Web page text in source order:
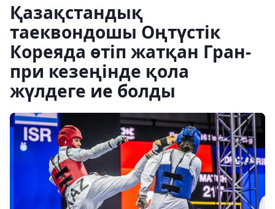
Қазақстандық
таеквондошы Оңтүстік
Кореяда өтіп жатқан Гран-
при кезеңінде қола
жүлдеге ие болды